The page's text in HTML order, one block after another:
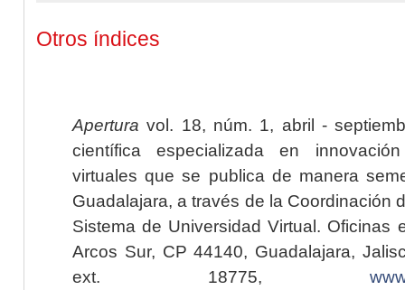
Otros índices
Apertura vol. 18, núm. 1, abril -
científica especializada en
virtuales que se publica de manera
Guadalajara, a través de la Coordinación
Sistema de Universidad Virtual. Oficinas
Arcos Sur, CP 44140, Guadalajara,
ext. 18775,